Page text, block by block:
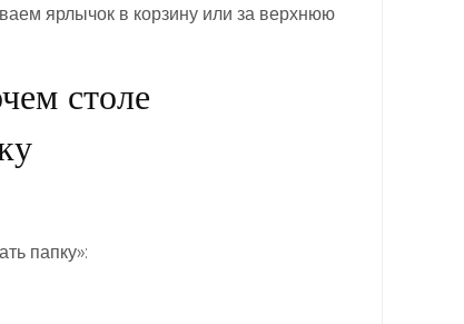
ярлычок в корзину или за верхнюю
столе
папку»: